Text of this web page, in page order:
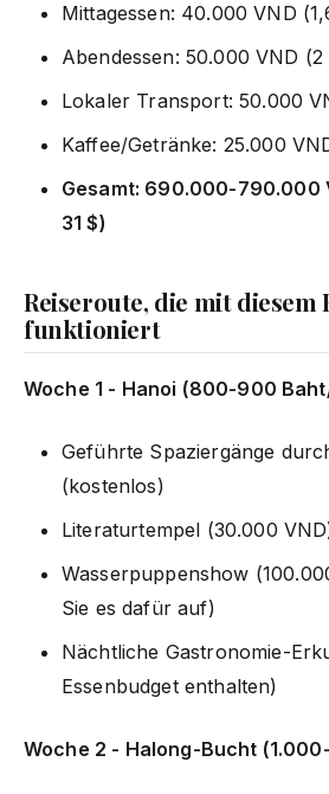
Mittagessen: 40.000 VND
Abendessen: 50.000 VND (2
Lokaler Transport: 50.000
Kaffee/Getränke: 25.000
Gesamt: 690.000-790.000
31 $)
Reiseroute, die mit diesem
funktioniert
Woche 1 - Hanoi (800-900
Geführte Spaziergänge
(kostenlos)
Literaturtempel (30.000
Wasserpuppenshow
Sie es dafür auf)
Nächtliche Gastronomie-
Essenbudget enthalten)
Woche 2 - Halong-Bucht